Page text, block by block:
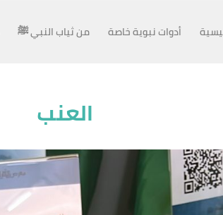
أدوات نبوية خاصة من ثياب النبي ﷺ
العنب